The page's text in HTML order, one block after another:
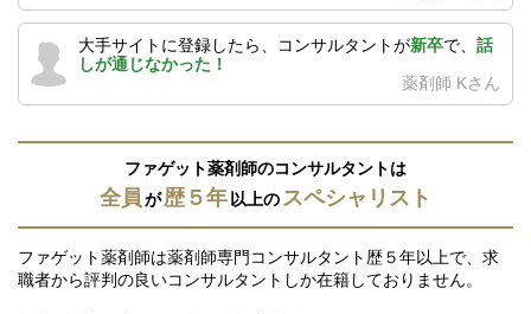
大手サイトに登録したら、コンサルタントが新卒で、 話
しが通じなかった！
薬剤師 Kさん
ファゲット薬剤師のコンサルタントは
全員が歴５年以上のスペシャリスト
ファゲット薬剤師は薬剤師専門コンサルタント歴５年以上で、求
職者から評判の良いコンサルタントしか在籍しておりません。